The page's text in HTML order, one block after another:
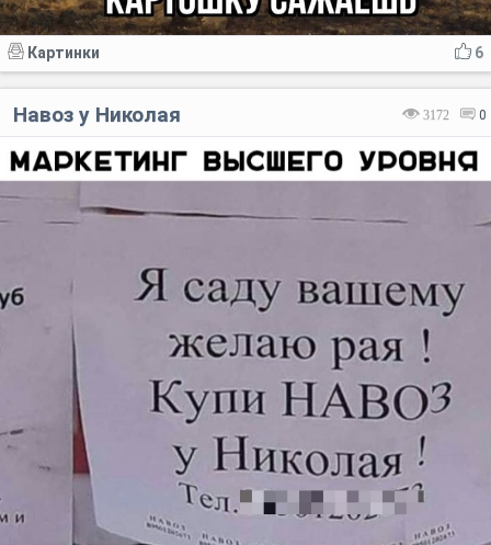
6
Картинки
3172 0
Навоз у Николая